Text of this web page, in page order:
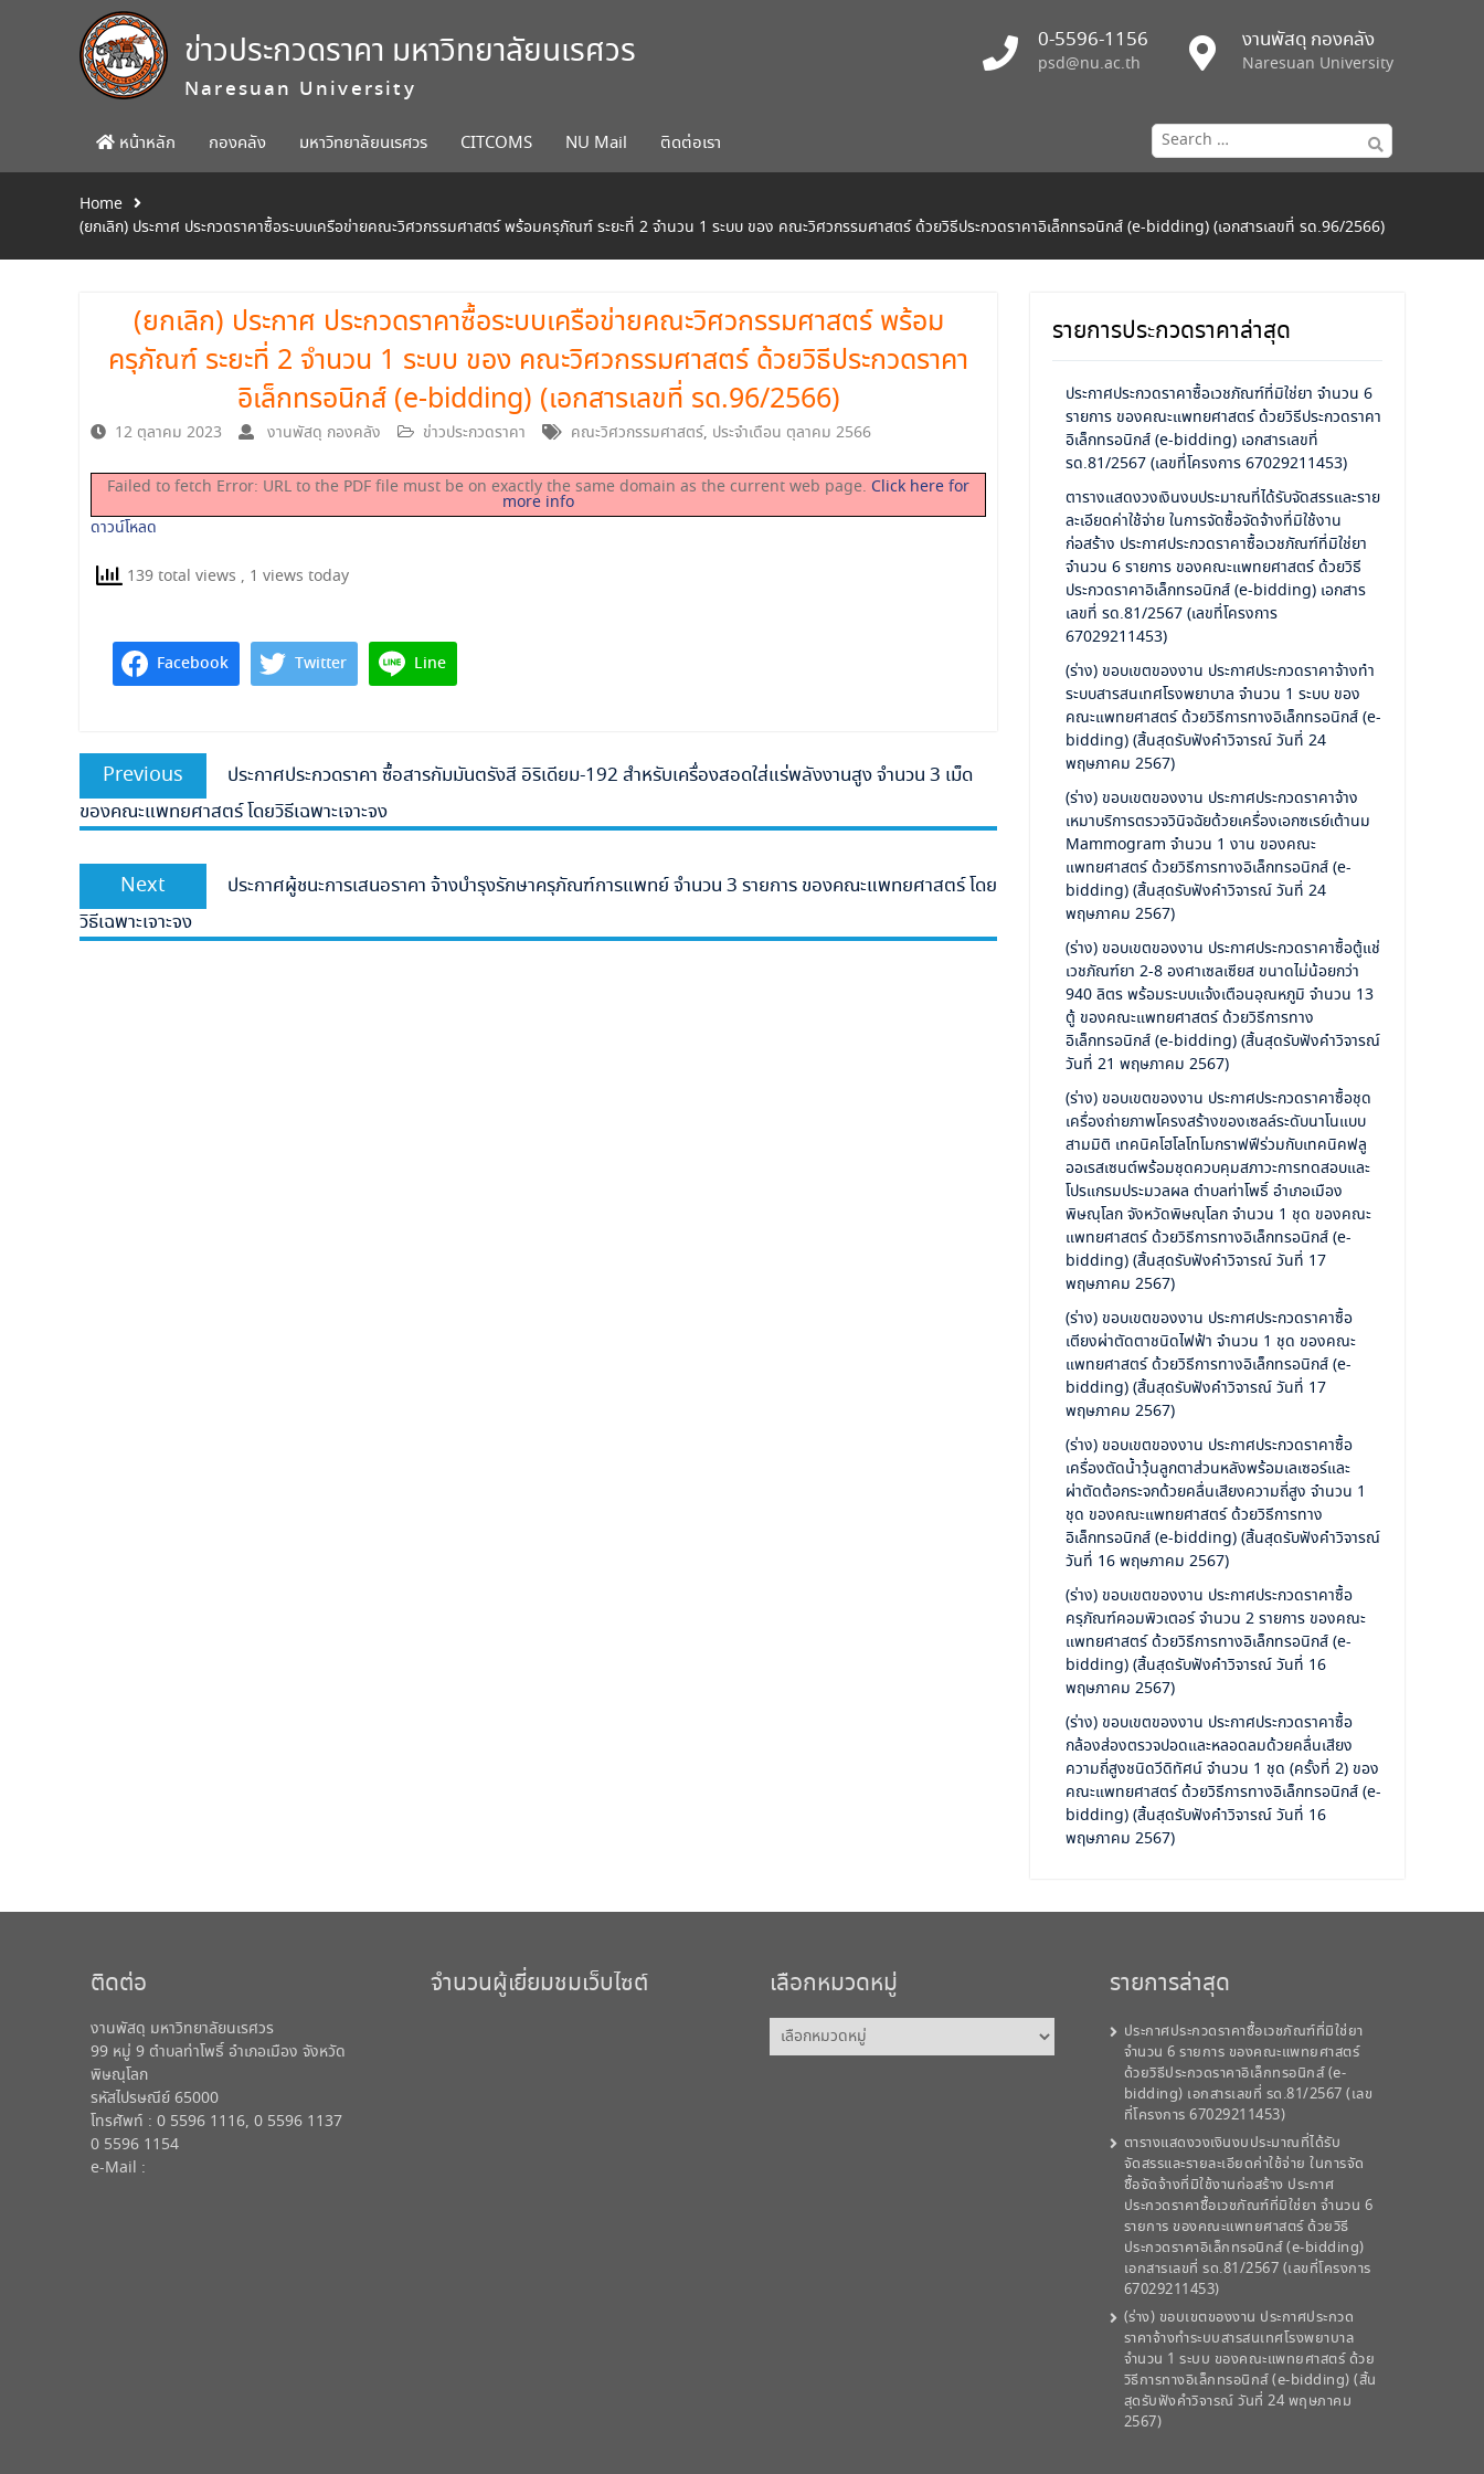
ข่าวประกวดราคา มหาวิทยาลัยนเรศวร
Naresuan University
0-5596-1156
psd@nu.ac.th
งานพัสดุ กองคลัง
Naresuan University
หน้าหลัก กองคลัง มหาวิทยาลัยนเรศวร CITCOMS NU Mail ติดต่อเรา
Search
for:
Home
(ยกเลิก) ประกาศ ประกวดราคาซื้อระบบเครือข่ายคณะวิศวกรรมศาสตร์ พร้อมครุภัณฑ์ ระยะที่ 2 จำนวน 1 ระบบ ของ คณะวิศวกรรมศาสตร์ ด้วยวิธีประกวดราคาอิเล็กทรอนิกส์ (e-bidding) (เอกสารเลขที่ รด.96/2566)
(ยกเลิก) ประกาศ ประกวดราคาซื้อระบบเครือข่ายคณะวิศวกรรมศาสตร์ พร้อม
ครุภัณฑ์ ระยะที่ 2 จำนวน 1 ระบบ ของ คณะวิศวกรรมศาสตร์ ด้วยวิธีประกวดราคา
อิเล็กทรอนิกส์ (e-bidding) (เอกสารเลขที่ รด.96/2566)
12 ตุลาคม 2023 งานพัสดุ กองคลัง ข่าวประกวดราคา คณะวิศวกรรมศาสตร์, ประจำเดือน ตุลาคม 2566
Failed to fetch Error: URL to the PDF file must be on exactly the same domain as the current web page. Click here for
more info
ดาวน์โหลด
139 total views , 1 views today
Facebook Twitter Line
แนะแนว
เรื่อง
Previous
Previous
post:
ประกาศประกวดราคา ซื้อสารกัมมันตรังสี อิริเดียม-192 สำหรับเครื่องสอดใส่แร่พลังงานสูง จำนวน 3 เม็ด
ของคณะแพทยศาสตร์ โดยวิธีเฉพาะเจาะจง
Next
Next
post:
ประกาศผู้ชนะการเสนอราคา จ้างบำรุงรักษาครุภัณฑ์การแพทย์ จำนวน 3 รายการ ของคณะแพทยศาสตร์ โดย
วิธีเฉพาะเจาะจง
รายการประกวดราคาล่าสุด
ประกาศประกวดราคาซื้อเวชภัณฑ์ที่มิใช่ยา จำนวน 6
รายการ ของคณะแพทยศาสตร์ ด้วยวิธีประกวดราคา
อิเล็กทรอนิกส์ (e-bidding) เอกสารเลขที่
รด.81/2567 (เลขที่โครงการ 67029211453)
ตารางแสดงวงเงินงบประมาณที่ได้รับจัดสรรและราย
ละเอียดค่าใช้จ่าย ในการจัดซื้อจัดจ้างที่มิใช้งาน
ก่อสร้าง ประกาศประกวดราคาซื้อเวชภัณฑ์ที่มิใช่ยา
จำนวน 6 รายการ ของคณะแพทยศาสตร์ ด้วยวิธี
ประกวดราคาอิเล็กทรอนิกส์ (e-bidding) เอกสาร
เลขที่ รด.81/2567 (เลขที่โครงการ
67029211453)
(ร่าง) ขอบเขตของงาน ประกาศประกวดราคาจ้างทำ
ระบบสารสนเทศโรงพยาบาล จำนวน 1 ระบบ ของ
คณะแพทยศาสตร์ ด้วยวิธีการทางอิเล็กทรอนิกส์ (e-
bidding) (สิ้นสุดรับฟังคำวิจารณ์ วันที่ 24
พฤษภาคม 2567)
(ร่าง) ขอบเขตของงาน ประกาศประกวดราคาจ้าง
เหมาบริการตรวจวินิจฉัยด้วยเครื่องเอกซเรย์เต้านม
Mammogram จำนวน 1 งาน ของคณะ
แพทยศาสตร์ ด้วยวิธีการทางอิเล็กทรอนิกส์ (e-
bidding) (สิ้นสุดรับฟังคำวิจารณ์ วันที่ 24
พฤษภาคม 2567)
(ร่าง) ขอบเขตของงาน ประกาศประกวดราคาซื้อตู้แช่
เวชภัณฑ์ยา 2-8 องศาเซลเซียส ขนาดไม่น้อยกว่า
940 ลิตร พร้อมระบบแจ้งเตือนอุณหภูมิ จำนวน 13
ตู้ ของคณะแพทยศาสตร์ ด้วยวิธีการทาง
อิเล็กทรอนิกส์ (e-bidding) (สิ้นสุดรับฟังคำวิจารณ์
วันที่ 21 พฤษภาคม 2567)
(ร่าง) ขอบเขตของงาน ประกาศประกวดราคาซื้อชุด
เครื่องถ่ายภาพโครงสร้างของเซลล์ระดับนาโนแบบ
สามมิติ เทคนิคโฮโลโทโมกราฟฟีร่วมกับเทคนิคฟลู
ออเรสเซนต์พร้อมชุดควบคุมสภาวะการทดสอบและ
โปรแกรมประมวลผล ตำบลท่าโพธิ์ อำเภอเมือง
พิษณุโลก จังหวัดพิษณุโลก จำนวน 1 ชุด ของคณะ
แพทยศาสตร์ ด้วยวิธีการทางอิเล็กทรอนิกส์ (e-
bidding) (สิ้นสุดรับฟังคำวิจารณ์ วันที่ 17
พฤษภาคม 2567)
(ร่าง) ขอบเขตของงาน ประกาศประกวดราคาซื้อ
เตียงผ่าตัดตาชนิดไฟฟ้า จำนวน 1 ชุด ของคณะ
แพทยศาสตร์ ด้วยวิธีการทางอิเล็กทรอนิกส์ (e-
bidding) (สิ้นสุดรับฟังคำวิจารณ์ วันที่ 17
พฤษภาคม 2567)
(ร่าง) ขอบเขตของงาน ประกาศประกวดราคาซื้อ
เครื่องตัดน้ำวุ้นลูกตาส่วนหลังพร้อมเลเซอร์และ
ผ่าตัดต้อกระจกด้วยคลื่นเสียงความถี่สูง จำนวน 1
ชุด ของคณะแพทยศาสตร์ ด้วยวิธีการทาง
อิเล็กทรอนิกส์ (e-bidding) (สิ้นสุดรับฟังคำวิจารณ์
วันที่ 16 พฤษภาคม 2567)
(ร่าง) ขอบเขตของงาน ประกาศประกวดราคาซื้อ
ครุภัณฑ์คอมพิวเตอร์ จำนวน 2 รายการ ของคณะ
แพทยศาสตร์ ด้วยวิธีการทางอิเล็กทรอนิกส์ (e-
bidding) (สิ้นสุดรับฟังคำวิจารณ์ วันที่ 16
พฤษภาคม 2567)
(ร่าง) ขอบเขตของงาน ประกาศประกวดราคาซื้อ
กล้องส่องตรวจปอดและหลอดลมด้วยคลื่นเสียง
ความถี่สูงชนิดวีดิทัศน์ จำนวน 1 ชุด (ครั้งที่ 2) ของ
คณะแพทยศาสตร์ ด้วยวิธีการทางอิเล็กทรอนิกส์ (e-
bidding) (สิ้นสุดรับฟังคำวิจารณ์ วันที่ 16
พฤษภาคม 2567)
ติดต่อ
งานพัสดุ มหาวิทยาลัยนเรศวร
99 หมู่ 9 ตำบลท่าโพธิ์ อำเภอเมือง จังหวัด
พิษณุโลก
รหัสไปรษณีย์ 65000
โทรศัพท์ : 0 5596 1116, 0 5596 1137
0 5596 1154
e-Mail :
จำนวนผู้เยี่ยมชมเว็บไซต์ เลือกหมวดหมู่
เลือก
หมวด
รายการล่าสุด
ประกาศประกวดราคาซื้อเวชภัณฑ์ที่มิใช่ยา
จำนวน 6 รายการ ของคณะแพทยศาสตร์
ด้วยวิธีประกวดราคาอิเล็กทรอนิกส์ (e-
bidding) เอกสารเลขที่ รด.81/2567 (เลข
ที่โครงการ 67029211453)
ตารางแสดงวงเงินงบประมาณที่ได้รับ
จัดสรรและรายละเอียดค่าใช้จ่าย ในการจัด
ซื้อจัดจ้างที่มิใช้งานก่อสร้าง ประกาศ
ประกวดราคาซื้อเวชภัณฑ์ที่มิใช่ยา จำนวน 6
รายการ ของคณะแพทยศาสตร์ ด้วยวิธี
ประกวดราคาอิเล็กทรอนิกส์ (e-bidding)
เอกสารเลขที่ รด.81/2567 (เลขที่โครงการ
67029211453)
(ร่าง) ขอบเขตของงาน ประกาศประกวด
ราคาจ้างทำระบบสารสนเทศโรงพยาบาล
จำนวน 1 ระบบ ของคณะแพทยศาสตร์ ด้วย
วิธีการทางอิเล็กทรอนิกส์ (e-bidding) (สิ้น
สุดรับฟังคำวิจารณ์ วันที่ 24 พฤษภาคม
2567)